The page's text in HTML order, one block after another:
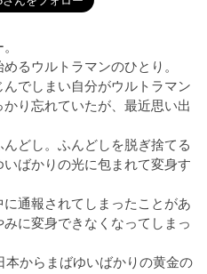
るウルトラマンのひとり。
でしまい自分がウルトラマン
り忘れていたが、最近思い出
どし。ふんどしを脱ぎ捨てる
いばかりの光に包まれて変身す
に通報されてしまったことがあ
みに変身できなくなってしまっ
本からまばゆいばかりの黄金の